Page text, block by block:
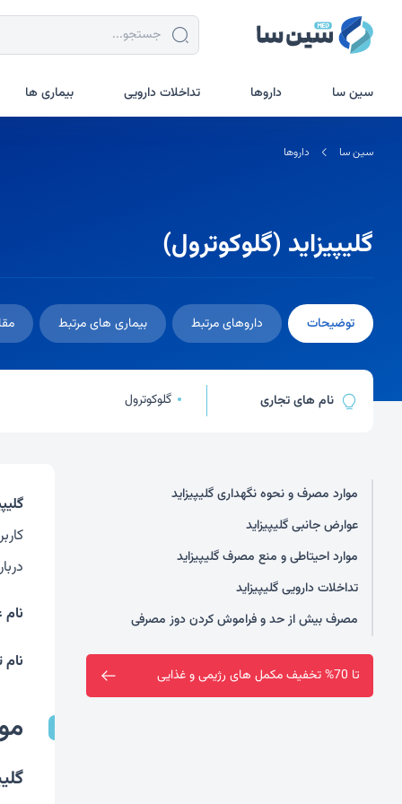
جستجو در سین سا
سین سا داروها تداخلات دارویی بیماری ها
سین سا داروها
گلیپیزاید (گلوکوترول)
توضیحات داروهای مرتبط بیماری های مرتبط
نام های تجاری گلوکوترول
موارد مصرف و نحوه نگهداری گلیپیزاید
عوارض جانبی گلیپیزاید
موارد احیتاطی و منع مصرف گلیپیزاید
تداخلات دارویی گلیپیزاید
مصرف بیش از حد و فراموش کردن دوز مصرفی
فروشگاه سین سا افتتاح شد